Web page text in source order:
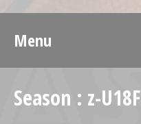
Menu
Season : z-U18F